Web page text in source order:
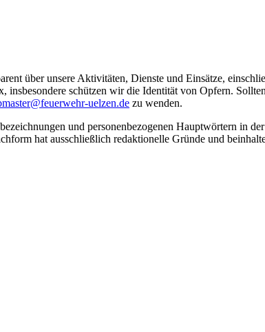
über unsere Aktivitäten, Dienste und Einsätze,
insbesondere schützen wir die Identität von Opfern.
uelzen.de zu wenden.
und personenbezogenen Hauptwörtern in
hat ausschließlich redaktionelle Gründe und